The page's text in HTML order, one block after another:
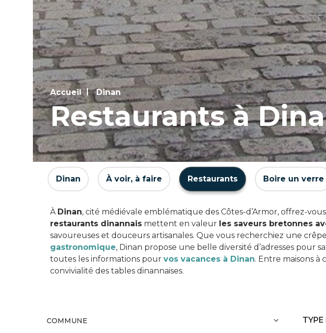
Accueil Dinan
Restaurants à
Dinan À voir, à faire Restaurants Boire un verre
À Dinan, cité médiévale emblématique des Côtes-d’Armor, offrez-
restaurants dinannais mettent en valeur les saveurs bretonnes
savoureuses et douceurs artisanales. Que vous recherchiez une
gastronomique, Dinan propose une belle diversité d’adresses
toutes les informations pour vos vacances à Dinan. Entre maisons à
convivialité des tables dinannaises.
TYPE